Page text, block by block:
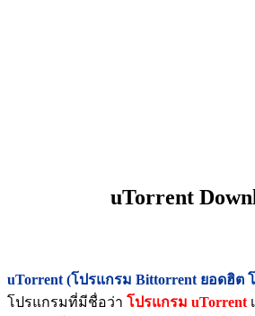
uTorrent
uTorrent (โปรแกรม Bittorrent ยอดฮิต
โปรแกรมที่มีชื่อว่า โปรแกรม uTorrent